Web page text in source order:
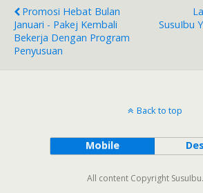
Promosi Hebat Bulan
Januari - Pakej Kembali
Bekerja Dengan Program
Penyusuan
SusuIbu
Back to top
Mobile
All content Copyright